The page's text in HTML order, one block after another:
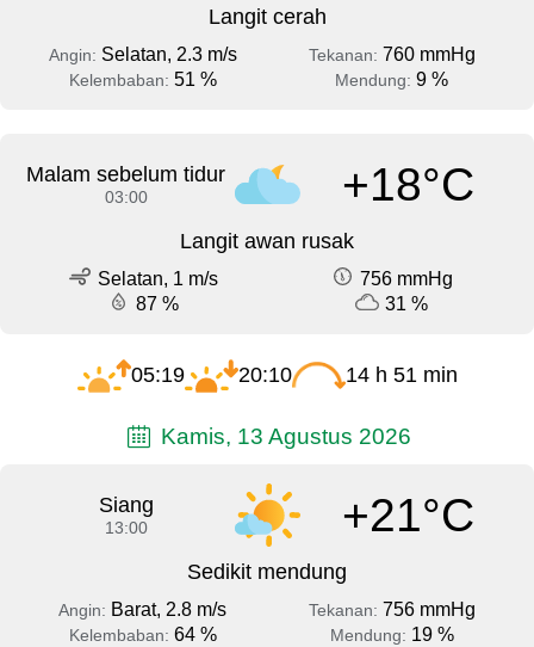
Langit cerah
Angin: Selatan, 2.3 m/s Tekanan: 760 mmHg
Kelembaban: 51 % Mendung: 9 %
Malam sebelum tidur
03:00 +18°C
Langit awan rusak
Selatan, 1 m/s
756 mmHg
87 %
31 %
05:19 20:10 14 h 51 min
Kamis, 13 Agustus 2026
Siang
13:00 +21°C
Sedikit mendung
Angin: Barat, 2.8 m/s Tekanan: 756 mmHg
Kelembaban: 64 % Mendung: 19 %